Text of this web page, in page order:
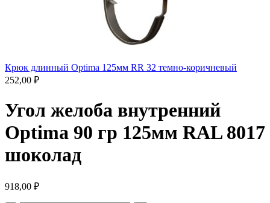
Крюк длинный Optima 125мм RR 32 темно-коричневый
252,00 ₽
Угол желоба внутренний
Optima 90 гр 125мм RAL 8017
шоколад
918,00 ₽